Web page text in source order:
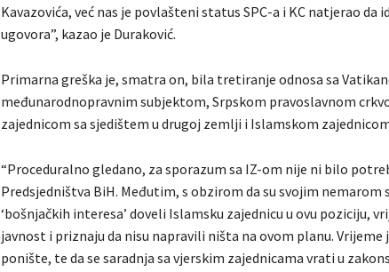
Kavazovića, već nas je povlašteni status SPC-a i KC natjerao da
ugovora”, kazao je Duraković.
Primarna greška je, smatra on, bila tretiranje odnosa sa
međunarodnopravnim subjektom, Srpskom pravoslavnom
zajednicom sa sjedištem u drugoj zemlji i Islamskom
“Proceduralno gledano, za sporazum sa IZ-om nije ni bilo
Predsjedništva BiH. Međutim, s obzirom da su svojim
‘bošnjačkih interesa’ doveli Islamsku zajednicu u ovu poziciju,
javnost i priznaju da nisu napravili ništa na ovom planu. Vrijeme
ponište, te da se saradnja sa vjerskim zajednicama vrati u